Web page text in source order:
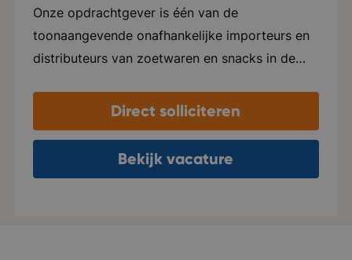
Onze opdrachtgever is één van de
toonaangevende onafhankelijke importeurs en
distributeurs van zoetwaren en snacks in de
service naar klanten en richt zich alleen op
producten van hoge kwaliteit. Daarnaast
streven ze ernaar deze kwaliteit te combineren
met innovatie binnen het assortiment. Je komt
Direct solliciteren
Bekijk vacature